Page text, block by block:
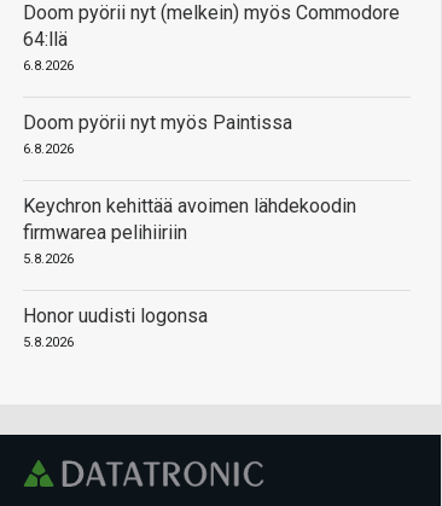
Doom pyörii nyt (melkein) myös Commodore
64:llä
6.8.2026
Doom pyörii nyt myös Paintissa
6.8.2026
Keychron kehittää avoimen lähdekoodin
firmwarea pelihiiriin
5.8.2026
Honor uudisti logonsa
5.8.2026